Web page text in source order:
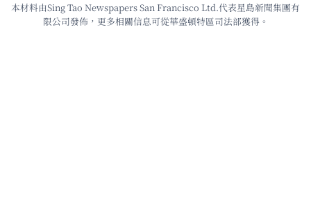
本材料由Sing Tao Newspapers San Francisco Ltd.代表星島新聞集團有
限公司發佈，更多相關信息可從華盛頓特區司法部獲得。